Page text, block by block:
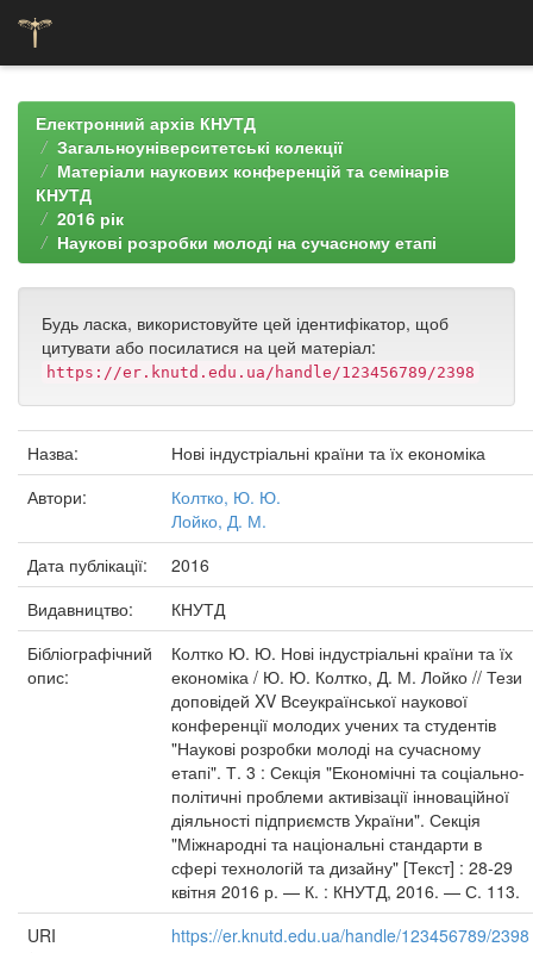
navigationЕлектронний архів КНУТД
Загальноуніверситетські колекції
Матеріали наукових конференцій та семінарів
КНУТД
2016 рік
Наукові розробки молоді на сучасному етапі
Будь ласка, використовуйте цей ідентифікатор, щоб
цитувати або посилатися на цей матеріал:
https://er.knutd.edu.ua/handle/123456789/2398
Назва:
Нові індустріальні країни та їх економіка
Автори:
Колтко, Ю. Ю.
Лойко, Д. М.
Дата публікації:
2016
Видавництво:
КНУТД
Бібліографічний
опис:
Колтко Ю. Ю. Нові індустріальні країни та їх
економіка / Ю. Ю. Колтко, Д. М. Лойко // Тези
доповідей XV Всеукраїнської наукової
конференції молодих учених та студентів
"Наукові розробки молоді на сучасному
етапі". Т. 3 : Секція "Економічні та соціально-
політичні проблеми активізації інноваційної
діяльності підприємств України". Секція
"Міжнародні та національні стандарти в
сфері технологій та дизайну" [Текст] : 28-29
квітня 2016 р. — К. : КНУТД, 2016. — С. 113.
URI
https://er.knutd.edu.ua/handle/123456789/2398